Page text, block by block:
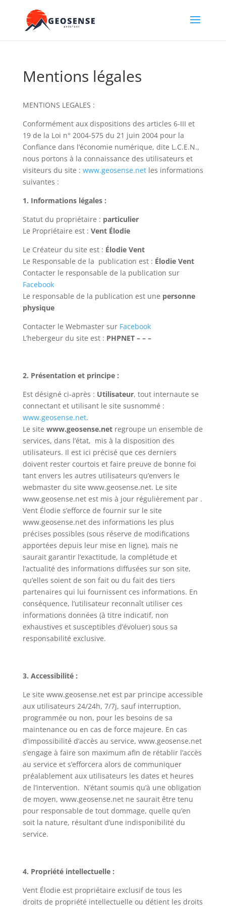
Mentions légales
MENTIONS LEGALES :
Conformément aux dispositions des articles 6-III et
19 de la Loi n° 2004-575 du 21 juin 2004 pour la
Confiance dans l’économie numérique, dite L.C.E.N.,
nous portons à la connaissance des utilisateurs et
visiteurs du site : www.geosense.netles informations
suivantes :
1. Informations légales :
Statut du propriétaire : particulier
Le Propriétaire est : Vent Élodie
Le Créateur du site est : Élodie Vent
Le Responsable de la publication est : Élodie Vent
Contacter le responsable de la publication sur
Facebook
Le responsable de la publication est une personne
physique
Contacter le Webmaster sur Facebook
L’hebergeur du site est : PHPNET – – –
2. Présentation et principe :
Est désigné ci-après : Utilisateur, tout internaute se
connectant et utilisant le site susnommé :
www.geosense.net.
Le site www.geosense.netregroupe un ensemble de
services, dans l’état, mis à la disposition des
utilisateurs. Il est ici précisé que ces derniers
doivent rester courtois et faire preuve de bonne foi
tant envers les autres utilisateurs qu’envers le
webmaster du site www.geosense.net. Le site
www.geosense.net est mis à jour régulièrement par .
Vent Élodie s’efforce de fournir sur le site
www.geosense.net des informations les plus
précises possibles (sous réserve de modifications
apportées depuis leur mise en ligne), mais ne
saurait garantir l’exactitude, la complétude et
l’actualité des informations diffusées sur son site,
qu’elles soient de son fait ou du fait des tiers
partenaires qui lui fournissent ces informations. En
conséquence, l’utilisateur reconnaît utiliser ces
informations données (à titre indicatif, non
exhaustives et susceptibles d’évoluer) sous sa
responsabilité exclusive.
3. Accessibilité :
Le site www.geosense.net est par principe accessible
aux utilisateurs 24/24h, 7/7j, sauf interruption,
programmée ou non, pour les besoins de sa
maintenance ou en cas de force majeure. En cas
d’impossibilité d’accès au service, www.geosense.net
s’engage à faire son maximum afin de rétablir l’accès
au service et s’efforcera alors de communiquer
préalablement aux utilisateurs les dates et heures
de l’intervention. N’étant soumis qu’à une obligation
de moyen, www.geosense.net ne saurait être tenu
pour responsable de tout dommage, quelle qu’en
soit la nature, résultant d’une indisponibilité du
service.
4. Propriété intellectuelle :
Vent Élodie est propriétaire exclusif de tous les
droits de propriété intellectuelle ou détient les droits